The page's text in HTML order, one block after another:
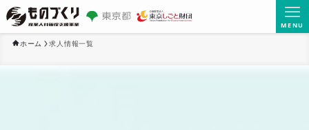
MENU
ホーム 求人情報一覧